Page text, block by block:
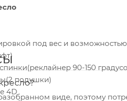
под вес и
90-150
подушки)
4D
виде, поэтому